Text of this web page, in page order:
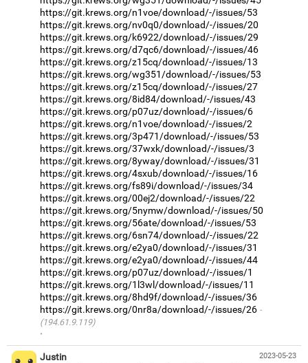
https://git.krews.org/n1voe/download/-/issues/53
https://git.krews.org/nv0q0/download/-/issues/20
https://git.krews.org/k6922/download/-/issues/29
https://git.krews.org/d7qc6/download/-/issues/46
https://git.krews.org/z15cq/download/-/issues/13
https://git.krews.org/wg351/download/-/issues/53
https://git.krews.org/z15cq/download/-/issues/27
https://git.krews.org/8id84/download/-/issues/43
https://git.krews.org/p07uz/download/-/issues/6
https://git.krews.org/n1voe/download/-/issues/2
https://git.krews.org/3p471/download/-/issues/53
https://git.krews.org/37wxk/download/-/issues/3
https://git.krews.org/8yway/download/-/issues/31
https://git.krews.org/4sxub/download/-/issues/16
https://git.krews.org/fs89i/download/-/issues/34
https://git.krews.org/00ej2/download/-/issues/22
https://git.krews.org/5nymw/download/-/issues/50
https://git.krews.org/56ate/download/-/issues/53
https://git.krews.org/6sn74/download/-/issues/22
https://git.krews.org/e2ya0/download/-/issues/31
https://git.krews.org/e2ya0/download/-/issues/44
https://git.krews.org/p07uz/download/-/issues/1
https://git.krews.org/1l3wl/download/-/issues/11
https://git.krews.org/8hd9f/download/-/issues/36
https://git.krews.org/0nr8a/download/-/issues/26
(194.61.9.119)
·
2023-05-23
Justin